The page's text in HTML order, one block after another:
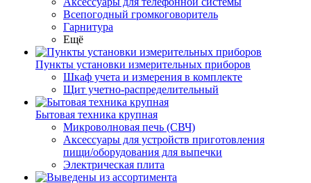
Всепогодный громкоговоритель
Гарнитура
Ещё
Пункты установки измерительных приборов
Шкаф учета и измерения в комплекте
Щит учетно-распределительный
Бытовая техника крупная
Микроволновая печь (СВЧ)
Аксессуары для устройств приготовления
пищи/оборудования для выпечки
Электрическая плита